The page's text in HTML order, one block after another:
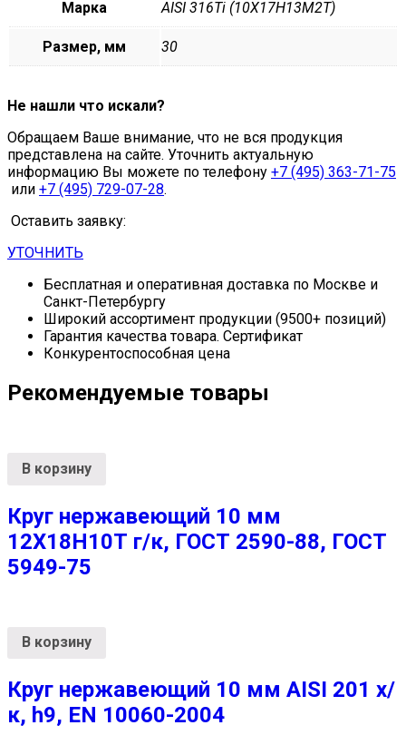
Марка AISI 316Ti (10Х17Н13М2Т)
Размер, мм 30
Не нашли что искали?
Обращаем Ваше внимание, что не вся продукция
представлена на сайте. Уточнить актуальную
информацию Вы можете по телефону +7 (495) 363-71-75
или +7 (495) 729-07-28.
Оставить заявку:
УТОЧНИТЬ
Бесплатная и оперативная доставка по Москве и
Санкт-Петербургу
Широкий ассортимент продукции (9500+ позиций)
Гарантия качества товара. Сертификат
Конкурентоспособная цена
Рекомендуемые товары
В корзину
Круг нержавеющий 10 мм
12Х18Н10Т г/к, ГОСТ 2590-88, ГОСТ
5949-75
В корзину
Круг нержавеющий 10 мм AISI 201 х/
к, h9, EN 10060-2004